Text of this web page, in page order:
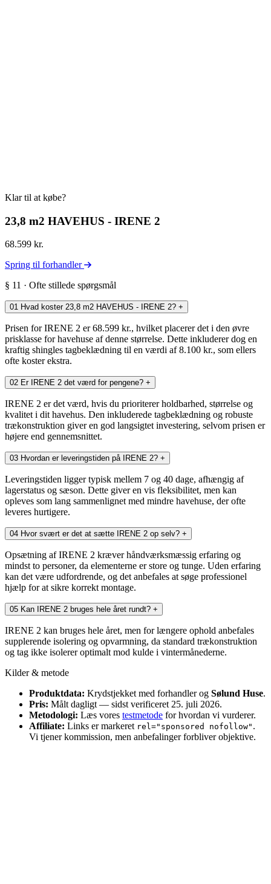
Klar til at købe?
23,8 m2 HAVEHUS - IRENE 2
68.599 kr.
Spring til forhandler
§ 11 · Ofte stillede spørgsmål
01 Hvad koster 23,8 m2 HAVEHUS - IRENE 2? +
Prisen for IRENE 2 er 68.599 kr., hvilket placerer det i den øvre
prisklasse for havehuse af denne størrelse. Dette inkluderer dog en
kraftig shingles tagbeklædning til en værdi af 8.100 kr., som ellers
ofte koster ekstra.
02 Er IRENE 2 det værd for pengene? +
IRENE 2 er det værd, hvis du prioriterer holdbarhed, størrelse og
kvalitet i dit havehus. Den inkluderede tagbeklædning og robuste
trækonstruktion giver en god langsigtet investering, selvom prisen er
højere end gennemsnittet.
03 Hvordan er leveringstiden på IRENE 2? +
Leveringstiden ligger typisk mellem 7 og 40 dage, afhængig af
lagerstatus og sæson. Dette giver en vis fleksibilitet, men kan
opleves som lang sammenlignet med mindre havehuse, der ofte
leveres hurtigere.
04 Hvor svært er det at sætte IRENE 2 op selv? +
Opsætning af IRENE 2 kræver håndværksmæssig erfaring og
mindst to personer, da elementerne er store og tunge. Uden erfaring
kan det være udfordrende, og det anbefales at søge professionel
hjælp for at sikre korrekt montage.
05 Kan IRENE 2 bruges hele året rundt? +
IRENE 2 kan bruges hele året, men for længere ophold anbefales
supplerende isolering og opvarmning, da standard trækonstruktion
og tag ikke isolerer optimalt mod kulde i vintermånederne.
Kilder & metode
Produktdata: Krydstjekket med forhandler og Sølund Huse.
Pris: Målt dagligt — sidst verificeret 25. juli 2026.
Metodologi: Læs vores testmetode for hvordan vi vurderer.
Affiliate: Links er markeret rel="sponsored nofollow" .
Vi tjener kommission, men anbefalinger forbliver objektive.